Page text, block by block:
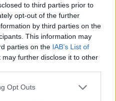
to third parties prior to
opt-out of the further
by third parties on the
This information may
parties on the IAB’s List of
may further disclose it to other
Opt Outs
Titolare 17 - 44 %
Entrato 10 - 26%
Squalificato 0 - 0%
Infortunato 0 - 0%
Inutilizzato 11 - 28